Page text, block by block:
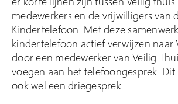
medewerkers en de vrijwilligers van
Kindertelefoon. Met deze
kindertelefoon actief verwijzen naar
door een medewerker van Veilig
voegen aan het telefoongesprek.
ook wel een driegesprek.